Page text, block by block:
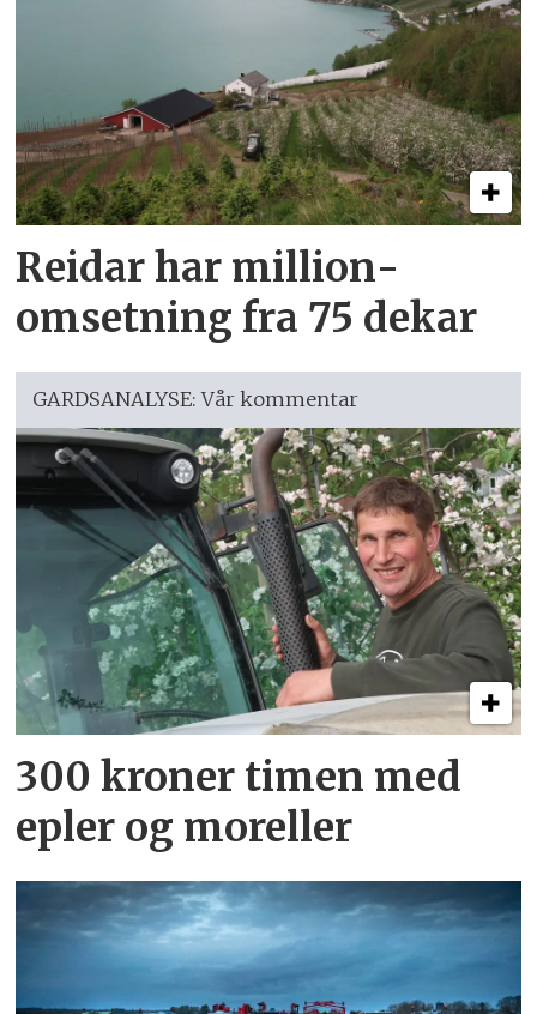
Reidar har million­
omsetning fra 75 dekar
GARDSANALYSE: Vår kommentar
300 kroner timen med
epler og moreller